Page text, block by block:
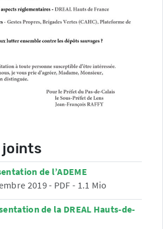
joints
de l’ADEME
2019- PDF - 1.1 Mio
de la DREAL Hauts-de-